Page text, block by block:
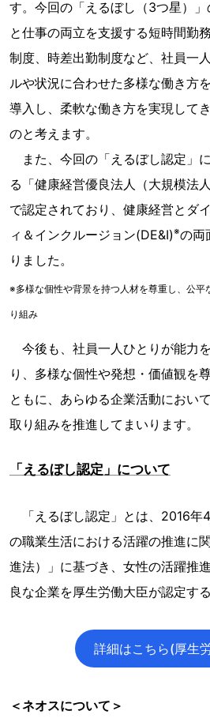
す。今回の「えるぼし（3つ星）
と仕事の両立を支援する短時間勤
制度、時差出勤制度など、社員一
ルや状況に合わせた多様な働き方
導入し、柔軟な働き方を実現して
のと考えます。
また、今回の「えるぼし認定」
る「健康経営優良法人（大規模法
で認定されており、健康経営とダ
ィ＆インクルージョン(DE&I)※の両
りました。
※多様な個性や背景を持つ人材を尊重し、公平
り組み
今後も、社員一人ひとりが能力
り、多様な個性や発想・価値観を
ともに、あらゆる企業活動におい
取り組みを推進してまいります。
「えるぼし認定」について
「えるぼし認定」とは、2016年
の職業生活における活躍の推進に
進法）」に基づき、女性の活躍推
良な企業を厚生労働大臣が認定する
詳細はこちら(厚生
＜ネオスについて＞